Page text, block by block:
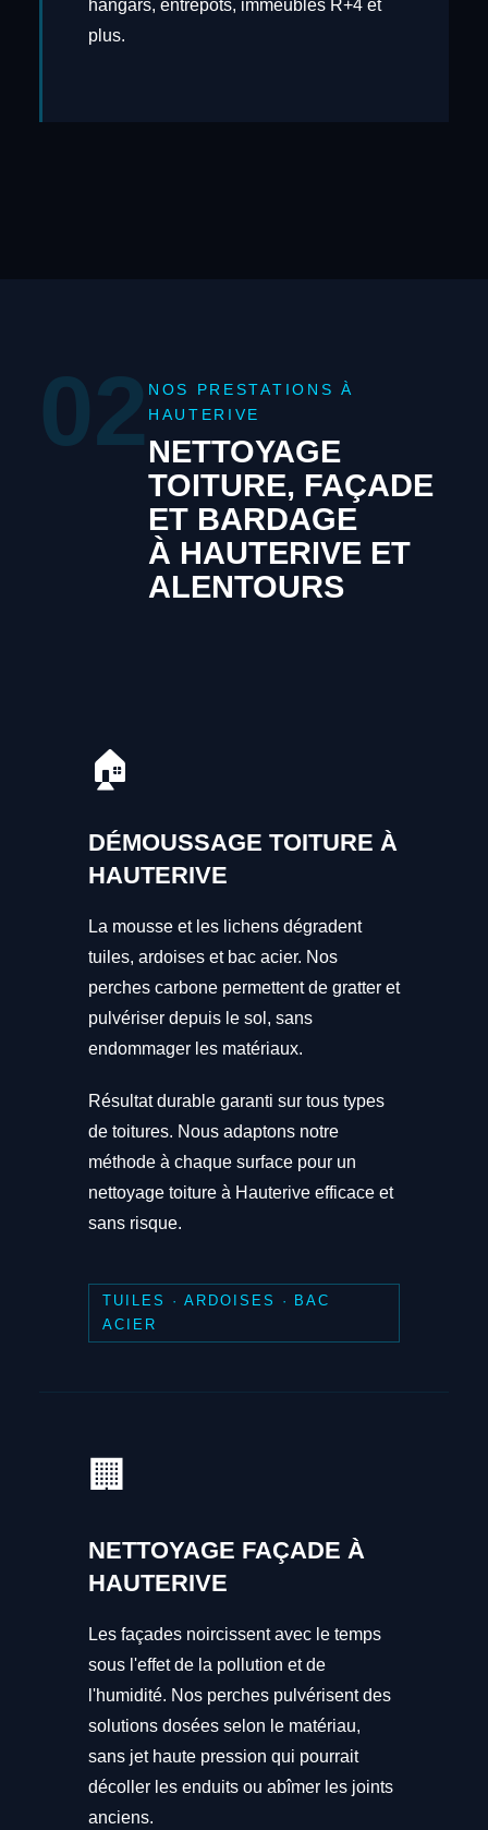
hangars, entrepôts, immeubles R+4 et
plus.
02 NOS PRESTATIONS À
HAUTERIVE
NETTOYAGE
TOITURE, FAÇADE
ET BARDAGE
À HAUTERIVE ET
ALENTOURS
🏠
DÉMOUSSAGE TOITURE À
HAUTERIVE
La mousse et les lichens dégradent
tuiles, ardoises et bac acier. Nos
perches carbone permettent de gratter et
pulvériser depuis le sol, sans
endommager les matériaux.
Résultat durable garanti sur tous types
de toitures. Nous adaptons notre
méthode à chaque surface pour un
nettoyage toiture à Hauterive efficace et
sans risque.
TUILES · ARDOISES · BAC
ACIER
🏢
NETTOYAGE FAÇADE À
HAUTERIVE
Les façades noircissent avec le temps
sous l'effet de la pollution et de
l'humidité. Nos perches pulvérisent des
solutions dosées selon le matériau,
sans jet haute pression qui pourrait
décoller les enduits ou abîmer les joints
anciens.